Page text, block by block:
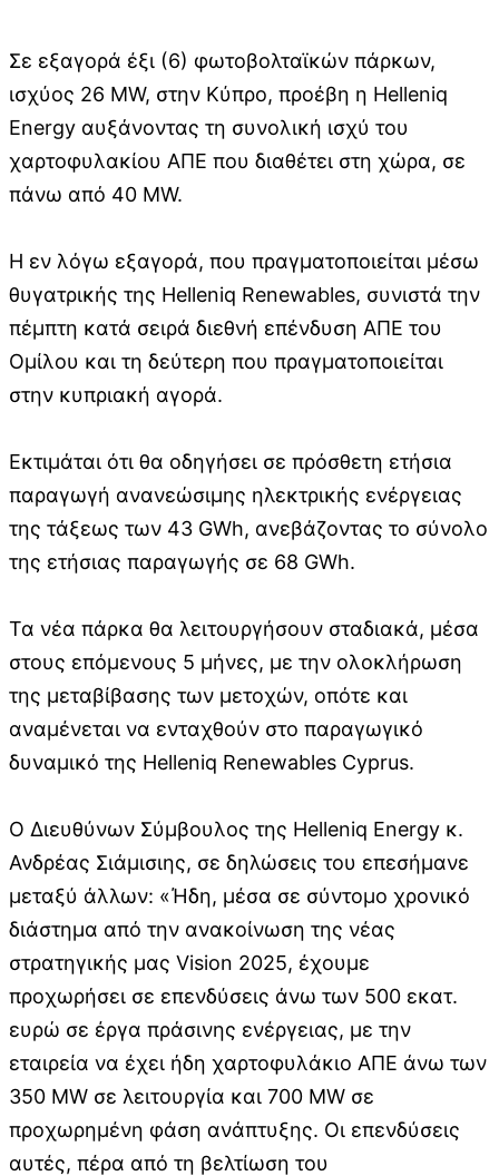
Σε εξαγορά έξι (6) φωτοβολταϊκών πάρκων,
ισχύος 26 MW, στην Κύπρο, προέβη η Helleniq
Energy αυξάνοντας τη συνολική ισχύ του
χαρτοφυλακίου ΑΠΕ που διαθέτει στη χώρα, σε
πάνω από 40 MW.
Η εν λόγω εξαγορά, που πραγματοποιείται μέσω
θυγατρικής της Helleniq Renewables, συνιστά την
πέμπτη κατά σειρά διεθνή επένδυση ΑΠΕ του
Ομίλου και τη δεύτερη που πραγματοποιείται
στην κυπριακή αγορά.
Εκτιμάται ότι θα οδηγήσει σε πρόσθετη ετήσια
παραγωγή ανανεώσιμης ηλεκτρικής ενέργειας
της τάξεως των 43 GWh, ανεβάζοντας το σύνολο
της ετήσιας παραγωγής σε 68 GWh.
Τα νέα πάρκα θα λειτουργήσουν σταδιακά, μέσα
στους επόμενους 5 μήνες, με την ολοκλήρωση
της μεταβίβασης των μετοχών, οπότε και
αναμένεται να ενταχθούν στο παραγωγικό
δυναμικό της Helleniq Renewables Cyprus.
Ο Διευθύνων Σύμβουλος της Helleniq Energy κ.
Ανδρέας Σιάμισιης, σε δηλώσεις του επεσήμανε
μεταξύ άλλων: «Ήδη, μέσα σε σύντομο χρονικό
διάστημα από την ανακοίνωση της νέας
στρατηγικής μας Vision 2025, έχουμε
προχωρήσει σε επενδύσεις άνω των 500 εκατ.
ευρώ σε έργα πράσινης ενέργειας, με την
εταιρεία να έχει ήδη χαρτοφυλάκιο ΑΠΕ άνω των
350 MW σε λειτουργία και 700 MW σε
προχωρημένη φάση ανάπτυξης. Οι επενδύσεις
αυτές, πέρα από τη βελτίωση του